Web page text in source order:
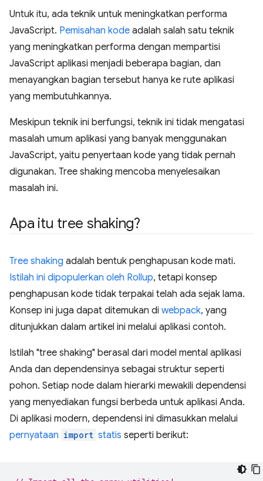
Untuk itu, ada teknik untuk meningkatkan performa
JavaScript. Pemisahan kode adalah salah satu teknik
yang meningkatkan performa dengan mempartisi
JavaScript aplikasi menjadi beberapa bagian, dan
menayangkan bagian tersebut hanya ke rute aplikasi
yang membutuhkannya.
Meskipun teknik ini berfungsi, teknik ini tidak mengatasi
masalah umum aplikasi yang banyak menggunakan
JavaScript, yaitu penyertaan kode yang tidak pernah
digunakan. Tree shaking mencoba menyelesaikan
masalah ini.
Apa itu tree shaking?
Tree shaking adalah bentuk penghapusan kode mati.
Istilah ini dipopulerkan oleh Rollup, tetapi konsep
penghapusan kode tidak terpakai telah ada sejak lama.
Konsep ini juga dapat ditemukan di webpack, yang
ditunjukkan dalam artikel ini melalui aplikasi contoh.
Istilah "tree shaking" berasal dari model mental aplikasi
Anda dan dependensinya sebagai struktur seperti
pohon. Setiap node dalam hierarki mewakili dependensi
yang menyediakan fungsi berbeda untuk aplikasi Anda.
Di aplikasi modern, dependensi ini dimasukkan melalui
pernyataan import statis seperti berikut: